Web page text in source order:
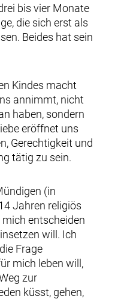
bis vier Monate
die sich erst als
Beides hat sein
Kindes macht
annimmt, nicht
haben, sondern
eröffnet uns
Gerechtigkeit und
tätig zu sein.
(in
Jahren religiös
entscheiden
will. Ich
Frage
mich leben will,
zur
küsst, gehen,